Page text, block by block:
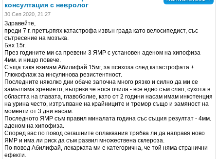
консултация с невролог
30 Сеп 2020, 21:27
Здравейте,
преди 7 г. претърпях катастрофа извън града като велосипедист, със
сътресение на мозъка.
Бях 15г.
През годините ми са превени 3 ЯМР с установен аденом на хипофиза
4мм. и нищо повече.
Съща такя взимам Абилифай 15мг, за психоза след катастрофата +
Глюкофлаж за инсулинова резистентност.
Последните няколко дни обаче започна много рязко и силно да ми се
замъгляма зрението, въпреки че нося очила - все едно съм сляп, сухота в
областта на главата, главоболие, като от 2 години насам имам инкотенция
на урина често, изтръпване на крайниците и тремор също и замяност на
моменти от 3 дни насам.
Последното ЯМР съм правил миналата година със същия резултат - 4мм.
аденом на хипофиза.
Според вас по повод сегашните оплаквания трябва ли да направя ново
ЯМР и има ли риск да съм развил множествена склероза.
По повод Абилифай, лекарката ми е категорична, че той няма странични
ефекти.